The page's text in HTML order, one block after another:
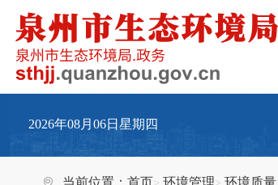
2026年08月06日星期四